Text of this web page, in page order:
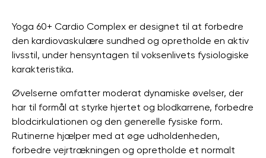
Yoga 60+ Cardio Complex er designet til at forbedre
den kardiovaskulære sundhed og opretholde en aktiv
livsstil, under hensyntagen til voksenlivets fysiologiske
karakteristika.
Øvelserne omfatter moderat dynamiske øvelser, der
har til formål at styrke hjertet og blodkarrene, forbedre
blodcirkulationen og den generelle fysiske form.
Rutinerne hjælper med at øge udholdenheden,
forbedre vejrtrækningen og opretholde et normalt